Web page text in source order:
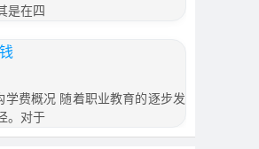
是在四
费概况 随着职业教育的逐步发
。对于